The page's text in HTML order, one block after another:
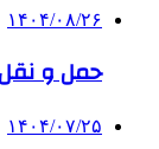
۱۴۰۴/۰۸/۲۶
حمل و
۱۴۰۴/۰۷/۲۵